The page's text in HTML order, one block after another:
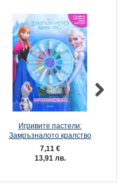
Игривите пастели:
Замръзналото кралство
7,11 €
13,91 лв.